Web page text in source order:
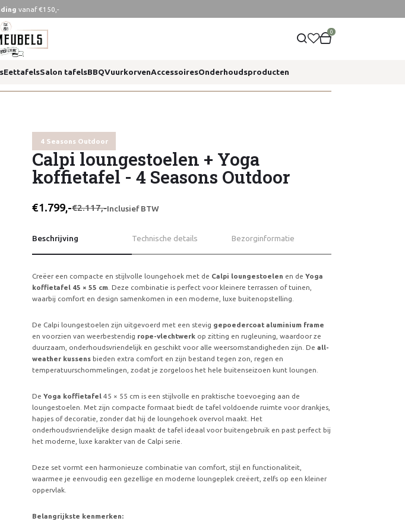
vanaf €150,-
0
EettafelsSalon tafelsBBQVuurkorvenAccessoiresOnderhoudsproducten
4 Seasons Outdoor
Calpi loungestoelen + Yoga
koffietafel - 4 Seasons Outdoor
€1.799,-€2.117,-Inclusief BTW
Beschrijving Technische details Bezorginformatie
Creëer een compacte en stijlvolle loungehoek met de Calpi loungestoelen en deYoga
koffietafel 45 × 55 cm . Deze combinatie is perfect voor kleinere terrassen of tuinen,
waarbij comfort en design samenkomen in een moderne, luxe buitenopstelling.
De Calpi loungestoelen zijn uitgevoerd met een stevig gepoedercoat aluminium frame
en voorzien van weerbestendig rope-vlechtwerk op zitting en rugleuning, waardoor ze
duurzaam, onderhoudsvriendelijk en geschikt voor alle weersomstandigheden zijn. De all-
weather kussens bieden extra comfort en zijn bestand tegen zon, regen en
temperatuurschommelingen, zodat je zorgeloos het hele buitenseizoen kunt loungen.
DeYoga koffietafel 45 × 55 cm is een stijlvolle en praktische toevoeging aan de
loungestoelen. Met zijn compacte formaat biedt de tafel voldoende ruimte voor drankjes,
hapjes of decoratie, zonder dat hij de loungehoek overvol maakt. Het
onderhoudsvriendelijke design maakt de tafel ideaal voor buitengebruik en past perfect bij
het moderne, luxe karakter van de Calpi serie.
Deze set vormt een harmonieuze combinatie van comfort, stijl en functionaliteit,
waarmee je eenvoudig een gezellige en moderne loungeplek creëert, zelfs op een kleiner
oppervlak.
Belangrijkste kenmerken: